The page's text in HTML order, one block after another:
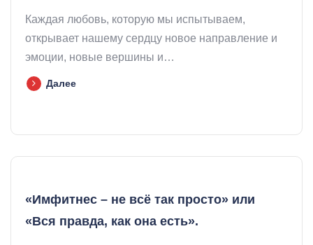
Каждая любовь, которую мы испытываем,
открывает нашему сердцу новое направление и
эмоции, новые вершины и…
Далее
«Имфитнес – не всё так просто» или
«Вся правда, как она есть».